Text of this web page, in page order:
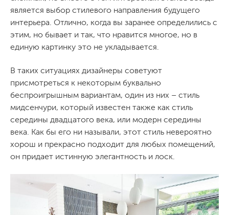
является выбор стилевого направления будущего
интерьера. Отлично, когда вы заранее определились с
этим, но бывает и так, что нравится многое, но в
единую картинку это не укладывается.
В таких ситуациях дизайнеры советуют
присмотреться к некоторым буквально
беспроигрышным вариантам, один из них – стиль
мидсенчури, который известен также как стиль
середины двадцатого века, или модерн середины
века. Как бы его ни называли, этот стиль невероятно
хорош и прекрасно подходит для любых помещений,
он придает истинную элегантность и лоск.